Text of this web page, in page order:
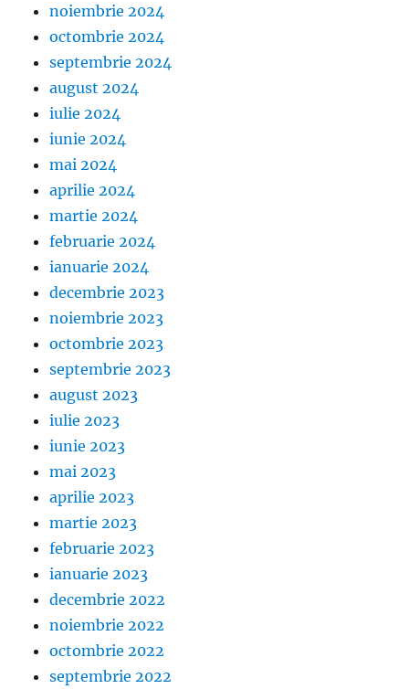
noiembrie 2024
octombrie 2024
septembrie 2024
august 2024
iulie 2024
iunie 2024
mai 2024
aprilie 2024
martie 2024
februarie 2024
ianuarie 2024
decembrie 2023
noiembrie 2023
octombrie 2023
septembrie 2023
august 2023
iulie 2023
iunie 2023
mai 2023
aprilie 2023
martie 2023
februarie 2023
ianuarie 2023
decembrie 2022
noiembrie 2022
octombrie 2022
septembrie 2022